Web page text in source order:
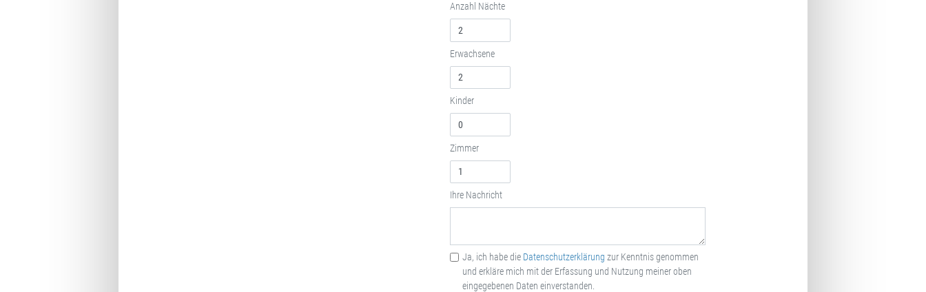
Anzahl Nächte
Erwachsene
Kinder
Zimmer
Ihre Nachricht
Ja, ich habe die Datenschutzerklärung zur Kenntnis genommen
und erkläre mich mit der Erfassung und Nutzung meiner oben
eingegebenen Daten einverstanden.